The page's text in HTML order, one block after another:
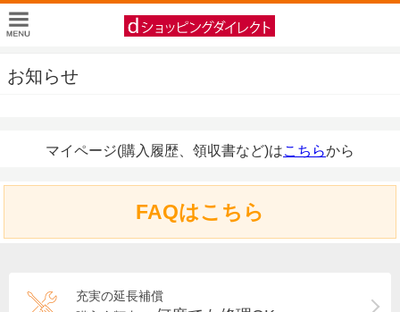
お知らせ
マイページ(購入履歴、領収書など)はこちらから
FAQはこちら
充実の延長補償